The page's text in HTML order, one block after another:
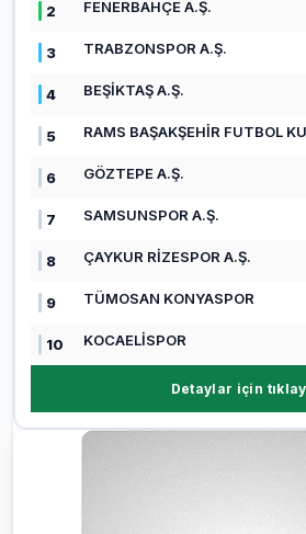
2 FENERBAHÇE A.Ş.
3 TRABZONSPOR A.Ş.
4 BEŞİKTAŞ A.Ş.
5 RAMS BAŞAKŞEHİR FUTBOL
6 GÖZTEPE A.Ş.
7 SAMSUNSPOR A.Ş.
8 ÇAYKUR RİZESPOR A.Ş.
9 TÜMOSAN KONYASPOR
10 KOCAELİSPOR
Detaylar için